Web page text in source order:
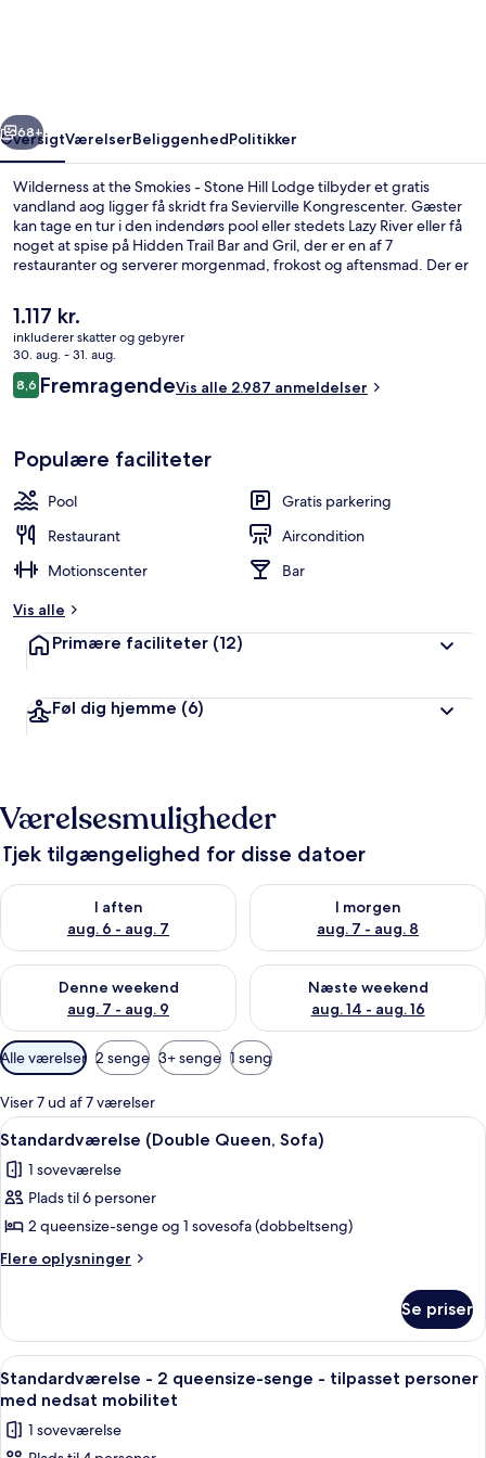
Hill
Lodge
Næste
68+
OversigtVærelserBeliggenhedPolitikker
Wilderness at the Smokies - Stone Hill Lodge tilbyder et gratis
vandland aog ligger få skridt fra Sevierville Kongrescenter. Gæster
kan tage en tur i den indendørs pool eller stedets Lazy River eller få
noget at spise på Hidden Trail Bar and Gril, der er en af 7
restauranter og serverer morgenmad, frokost og aftensmad. Der er
værelset som køleskab og mikrobølgeovn. Stedets hjælpsomme
personale og familievenlige faciliteter får rigtig gode bedømmelser
fra rejsende.
Den
nuværende
pris
er
1.117 kr.
1.117 kr.
inkluderer skatter og gebyrer
30. aug. - 31. aug.
Anmeldelser
8,68,6 ud af 10.
FremragendeVis alle 2.987 anmeldelser
Populære faciliteter
Pool
Gratis parkering
Restaurant
Aircondition
Motionscenter
Bar
Vis alle
Primære faciliteter (12)
Føl dig hjemme (6)
Værelsesmuligheder
Tjek tilgængelighed for disse datoer
I aften
aug. 6 - aug. 7
Tjek tilgængelighed for i aften aug. 6 - aug. 7
I morgen
aug. 7 - aug. 8
Tjek tilgængelighed for i
Denne weekend
aug. 7 - aug. 9
Tjek tilgængelighed for denne weekend aug. 7 - aug. 9
Næste weekend
aug. 14 - aug. 16
Tjek tilgængelighed for næste
Tilgængelige
filtre
for
værelser
Alle værelser 2 senge 3+ senge 1 seng
Viser 7 ud af 7 værelser
Indlæs
alle
billeder
af
Standardværelse
(Double
Et hotelværelse med to senge, et
5
Standardværelse (Double Queen, Sofa)
1 soveværelse
Plads til 6 personer
2 queensize-senge og 1 sovesofa (dobbeltseng)
Flere oplysninger
Flere
(Double
Queen,
Sofa)
Se priser
Indlæs
alle
billeder
af
Pengeskab på værelset, strygejern/
3
Standardværelse - 2 queensize-senge - tilpasset personer
med nedsat mobilitet
1 soveværelse